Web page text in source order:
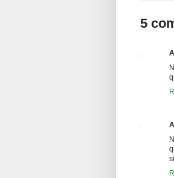
5